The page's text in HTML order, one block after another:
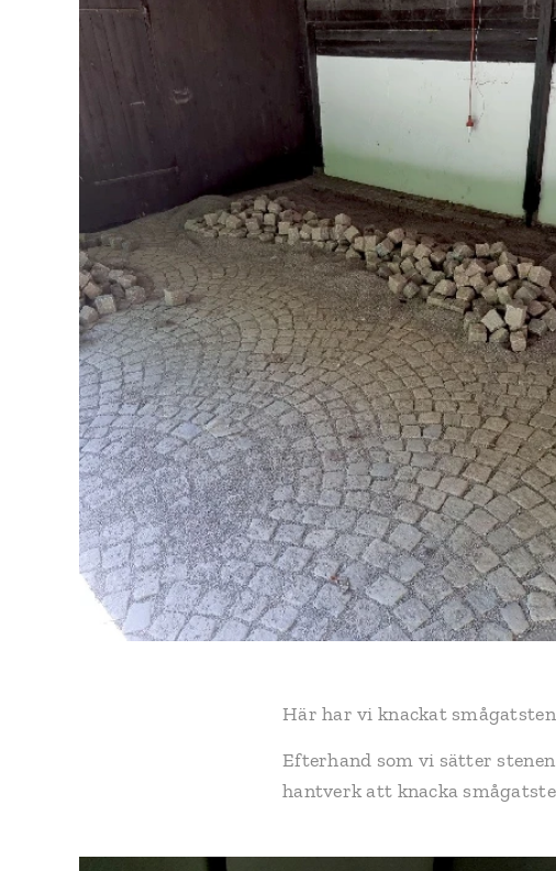
Här har vi knackat
Efterhand som vi sätter
hantverk att knacka